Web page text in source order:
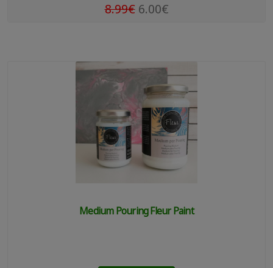
8.99€6.00€
Medium Pouring Fleur Paint